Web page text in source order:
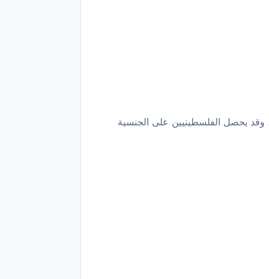
وقد يحصل الفلسطينيين على الجنسية